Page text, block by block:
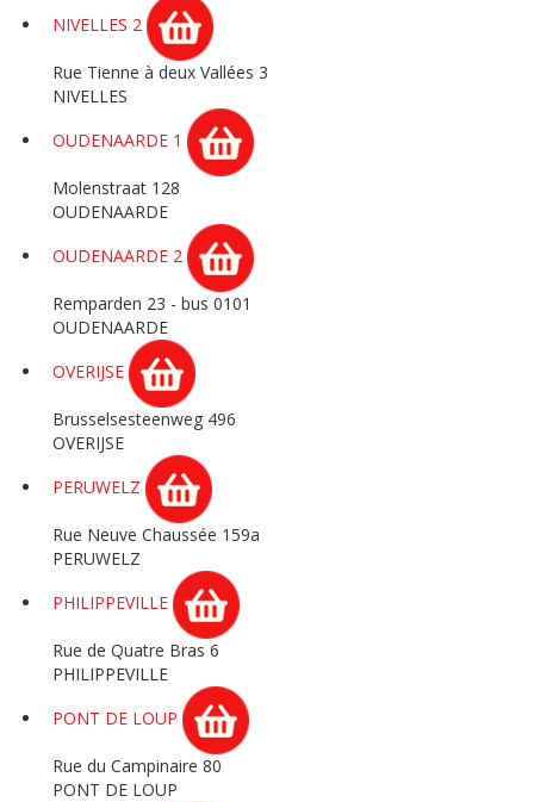
NIVELLES 2
Rue Tienne à deux Vallées 3
NIVELLES
OUDENAARDE 1
Molenstraat 128
OUDENAARDE
OUDENAARDE 2
Remparden 23 - bus 0101
OUDENAARDE
OVERIJSE
Brusselsesteenweg 496
OVERIJSE
PERUWELZ
Rue Neuve Chaussée 159a
PERUWELZ
PHILIPPEVILLE
Rue de Quatre Bras 6
PHILIPPEVILLE
PONT DE LOUP
Rue du Campinaire 80
PONT DE LOUP